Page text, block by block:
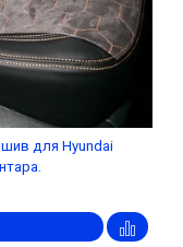
для Hyundai